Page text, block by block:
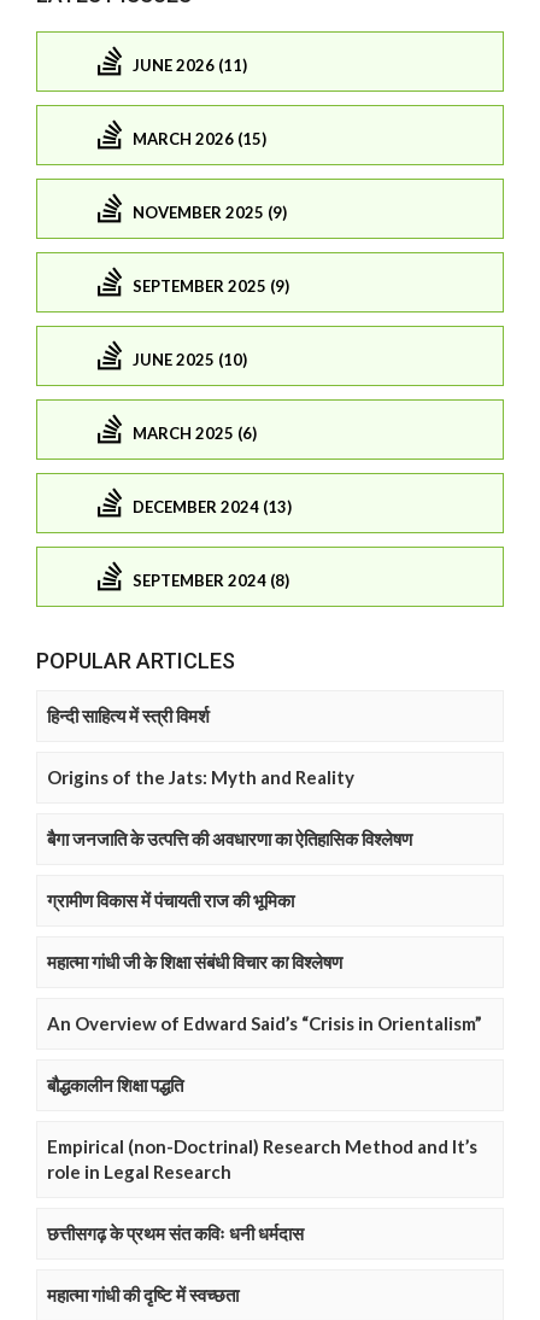
JUNE 2026 (11)
MARCH 2026 (15)
NOVEMBER 2025 (9)
SEPTEMBER 2025 (9)
JUNE 2025 (10)
MARCH 2025 (6)
DECEMBER 2024 (13)
SEPTEMBER 2024 (8)
POPULAR ARTICLES
हिन्दी साहित्य में स्त्री विमर्श
Origins of the Jats: Myth and Reality
बैगा जनजाति के उत्पत्ति की अवधारणा का ऐतिहासिक विश्लेषण
ग्रामीण विकास में पंचायती राज की भूमिका
महात्मा गांधी जी के शिक्षा संबंधी विचार का विश्लेषण
An Overview of Edward Said’s “Crisis in Orientalism”
बौद्धकालीन शिक्षा पद्धति
Empirical (non-Doctrinal) Research Method and It’s
role in Legal Research
छत्तीसगढ़ के प्रथम संत कविः धनी धर्मदास
महात्मा गांधी की दृष्टि में स्वच्छता